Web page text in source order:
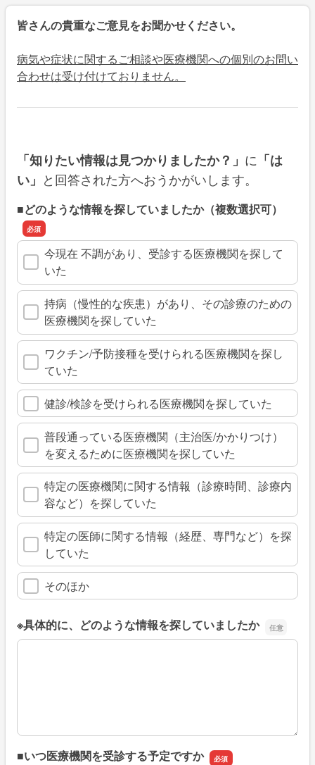
皆さんの貴重なご意見をお聞かせください。
病気や症状に関するご相談や医療機関への個別のお問い
合わせは受け付けておりません。
「知りたい情報は見つかりましたか？」 に 「は
い」 と回答された方へおうかがいします。
■どのような情報を探していましたか（複数選択可）
今現在 不調があり、受診する医療機関を探して
いた
持病（慢性的な疾患）があり、その診療のための
医療機関を探していた
ワクチン/予防接種を受けられる医療機関を探し
ていた
健診/検診を受けられる医療機関を探していた
普段通っている医療機関（主治医/かかりつけ）
を変えるために医療機関を探していた
特定の医療機関に関する情報（診療時間、診療内
容など）を探していた
特定の医師に関する情報（経歴、専門など）を探
していた
そのほか
※具体的に、どのような情報を探していましたか
※具体的に、どのような情報を探していましたか
■いつ医療機関を受診する予定ですか